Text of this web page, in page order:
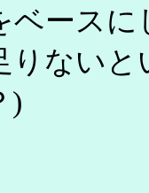
ベース
りない
)